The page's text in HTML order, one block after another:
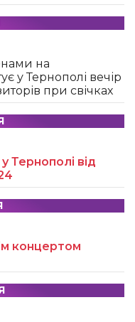
на
у Тернополі вечір
при свічках
Тернополі від
концертом